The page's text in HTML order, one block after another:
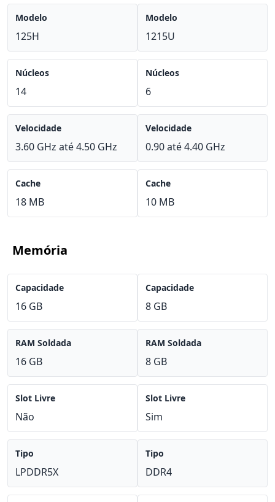
Modelo
125H
Núcleos
14
Velocidade
3.60 GHz até 4.50 GHz
Cache
18 MB
Modelo
1215U
Núcleos
6
Velocidade
0.90 até 4.40 GHz
Cache
10 MB
Memória
Capacidade
16 GB
RAM Soldada
16 GB
Slot Livre
Não
Tipo
LPDDR5X
Capacidade
8 GB
RAM Soldada
8 GB
Slot Livre
Sim
Tipo
DDR4